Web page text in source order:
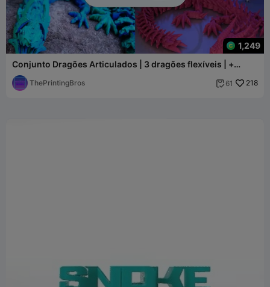
1,249
Conjunto Dragões Articulados | 3 dragões flexíveis | +
SERPENTE
ThePrintingBros  61 218